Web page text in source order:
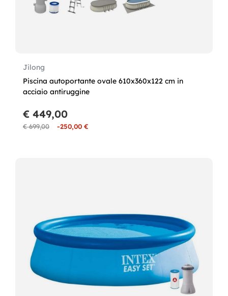
Jilong
Piscina autoportante ovale 610x360x122 cm in
acciaio antiruggine
€ 699,00 -250,00 €
€ 449,00